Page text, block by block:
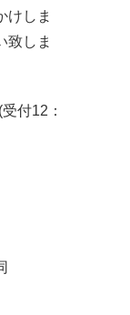
けしま
致しま
付12：